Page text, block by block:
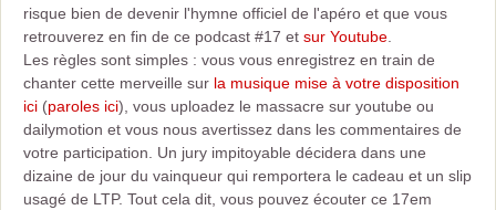
risque bien de devenir l'hymne officiel de l'apéro et que vous
retrouverez en fin de ce podcast #17 et sur Youtube
Les règles sont simples : vous vous enregistrez en train de
chanter cette merveille sur la musique mise à votre disposition
ici (paroles ici), vous uploadez le massacre sur youtube ou
dailymotion et vous nous avertissez dans les commentaires de
votre participation. Un jury impitoyable décidera dans une
dizaine de jour du vainqueur qui remportera le cadeau et un slip
usagé de LTP. Tout cela dit, vous pouvez écouter ce 17em